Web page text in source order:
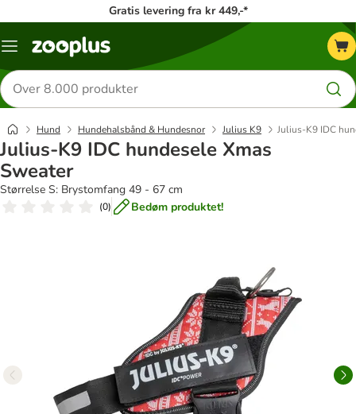
Gratis levering fra kr 449,-*
Menu
Søg
efter
produkter
Hund Hundehalsbånd & Hundesnor Julius K9 Julius-K9 IDC
Julius-K9 IDC hundesele Xmas
Sweater
Størrelse S: Brystomfang 49 - 67 cm
(0) Bedøm produktet!